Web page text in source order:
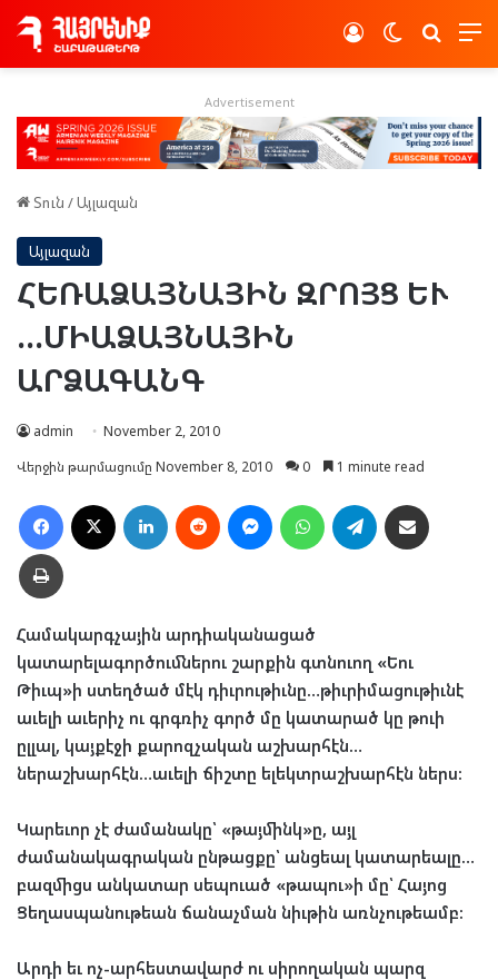
Switch skin
Log In
Advertisement
Տուն /Այլազան
Այլազան
ՀԵՌԱՁԱՅՆԱՅԻՆ ԶՐՈՅՑ ԵՒ
…ՄԻԱՁԱՅՆԱՅԻՆ
ԱՐՁԱԳԱՆԳ
admin
November 2, 2010
Վերջին թարմացումը November 8, 2010
0 1 minute read
Facebook LinkedIn Reddit MessengerWhatsAppTelegram
Տպել
Համակարգչային արդիականացած
կատարելագործումներու շարքին գտնուող «Եու
Թիւպ»ի ստեղծած մէկ դիւրութիւնը…թիւրիմացութիւնէ
աւելի աւերիչ ու գրգռիչ գործ մը կատարած կը թուի
ըլլալ, կայքէջի քարոզչական աշխարհէն…
ներաշխարհէն…աւելի ճիշտը ելեկտրաշխարհէն ներս:
Կարեւոր չէ ժամանակը՝ «թայմինկ»ը, այլ
ժամանակագրական ընթացքը՝ անցեալ կատարեալը…
բազմիցս անկատար սեպուած «թապու»ի մը՝ Հայոց
Ցեղասպանութեան ճանաչման նիւթին առնչութեամբ:
Արդի եւ ոչ-արհեստավարժ ու սիրողական պարզ